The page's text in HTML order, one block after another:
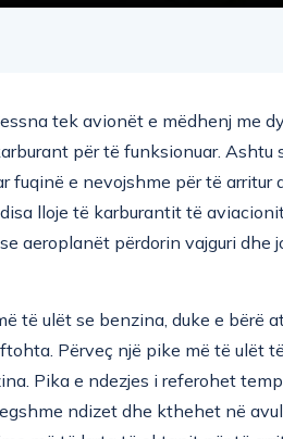
tek avionët e mëdhenj me
për të funksionuar. Ashtu
fuqinë e nevojshme për të arritur
lloje të karburantit të
aeroplanët përdorin vajguri
të ulët se benzina, duke e bërë
Përveç një pike më të ulët
Pika e ndezjes i referohet
ndizet dhe kthehet në